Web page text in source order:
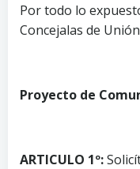
Por todo lo
Concejalas de
Proyecto de
ARTICULO 1º: